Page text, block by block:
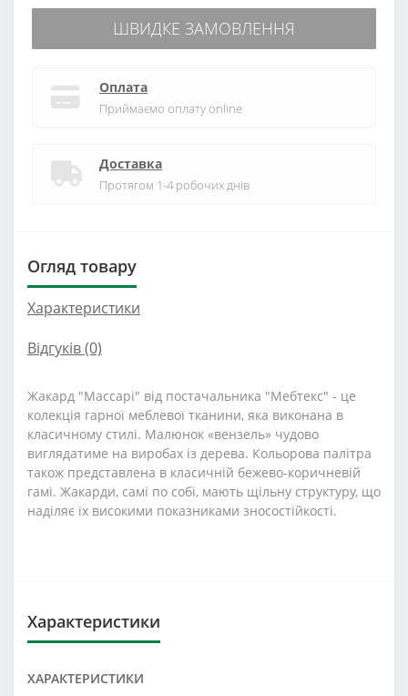
ШВИДКЕ ЗАМОВЛЕННЯ
Оплата
Приймаємо оплату online
Доставка
Протягом 1-4 робочих днів
Огляд товару
Характеристики
Відгуків (0)
Жакард "Массарі" від постачальника "Мебтекс" - це
колекція гарної меблевої тканини, яка виконана в
класичному стилі. Малюнок «вензель» чудово
виглядатиме на виробах із дерева. Кольорова палітра
також представлена в класичній бежево-коричневій
гамі. Жакарди, самі по собі, мають щільну структуру, що
наділяє їх високими показниками зносостійкості.
Характеристики
ХАРАКТЕРИСТИКИ